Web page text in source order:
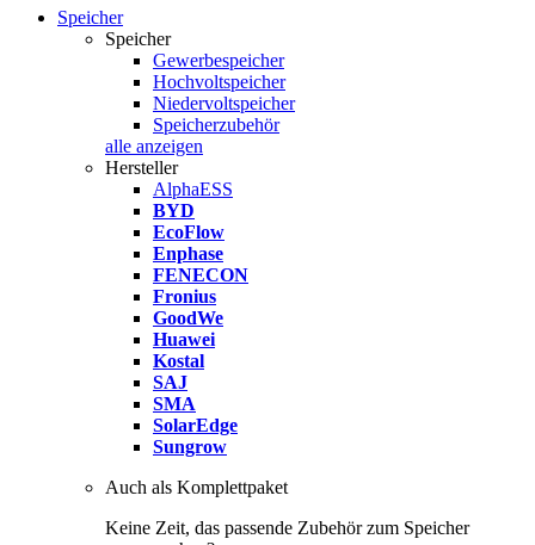
Speicher
Speicher
Gewerbespeicher
Hochvoltspeicher
Niedervoltspeicher
Speicherzubehör
alle anzeigen
Hersteller
AlphaESS
BYD
EcoFlow
Enphase
FENECON
Fronius
GoodWe
Huawei
Kostal
SAJ
SMA
SolarEdge
Sungrow
Auch als Komplettpaket
Keine Zeit, das passende Zubehör zum Speicher